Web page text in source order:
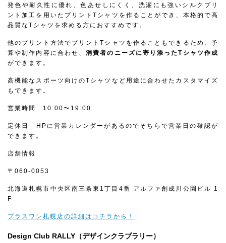
発色や耐久性に優れ、色あせしにくく、洗濯にも強いシルクプリ
ント加工を用いたプリントTシャツを作ることができ、本格的で高
品質なTシャツを求める方におすすめです。
他のプリント方法でプリントTシャツを作ることもできるため、予
算や制作内容に合わせ、消費者のニーズに寄り添ったTシャツ作成
ができます。
高機能なスポーツ向けのTシャツなど用途に合わせたカスタマイズ
もできます。
営業時間 10:00〜19:00
定休日 HPに営業カレンダーがあるのでそちらで営業日の確認が
できます。
店舗情報
〒060-0053
北海道札幌市中央区南三条東1丁目4番 アルファ創成川公園ビル 1
F
プラスワン札幌店の詳細はコチラから！
Design Club RALLY（デザインクラブラリー）